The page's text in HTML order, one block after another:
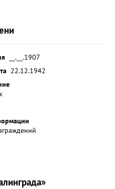
__.__.1907
22.12.1942